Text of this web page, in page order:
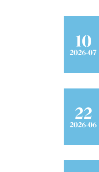
10
2026-07
22
2026-06